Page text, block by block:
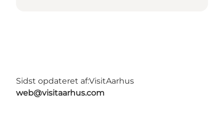
Sidst opdateret af:VisitAarhus
web@visitaarhus.com